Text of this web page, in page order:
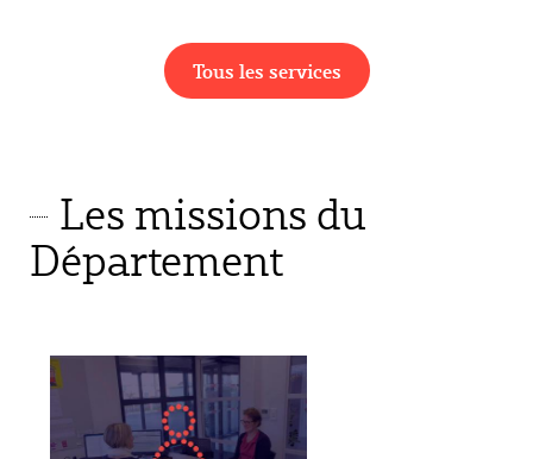
Tous les services
Les missions du
Département